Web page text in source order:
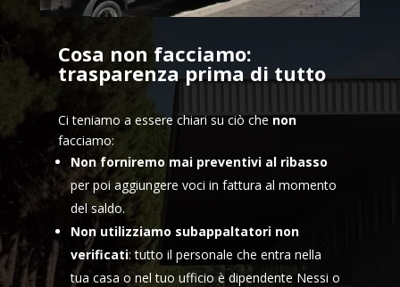
Cosa non facciamo:
trasparenza prima di tutto
Ci teniamo a essere chiari su ciò chenon
facciamo:
Non forniremo mai preventivi al ribasso
per poi aggiungere voci in fattura al momento
del saldo.
Non utilizziamo subappaltatori non
verificati: tutto il personale che entra nella
tua casa o nel tuo ufficio è dipendente Nessi o